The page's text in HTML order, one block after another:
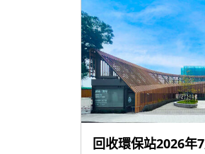
回收環保站2026年